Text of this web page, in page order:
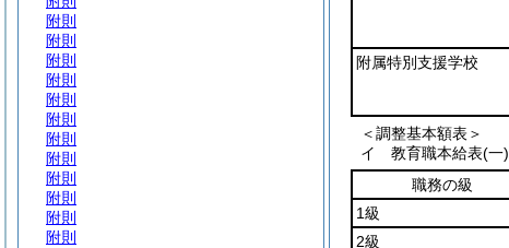
附属特別支援学校
＜調整基本額表＞
イ 教育職本給表(一)
職務の級
1級
2級
附則
附則
附則
附則
附則
附則
附則
附則
附則
附則
附則
附則